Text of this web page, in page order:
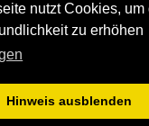
nutzt Cookies, um
zu erhöhen
Hinweis ausblenden
Straße 2
11 80
98 28 10